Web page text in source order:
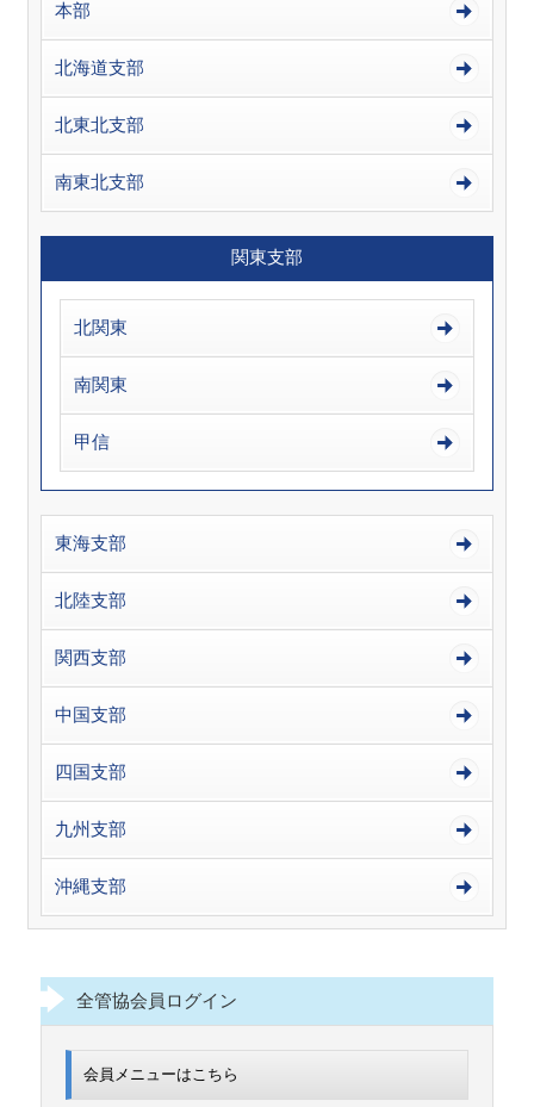
本部
北海道支部
北東北支部
南東北支部
関東支部
北関東
南関東
甲信
東海支部
北陸支部
関西支部
中国支部
四国支部
九州支部
沖縄支部
全管協会員ログイン
会員メニューはこちら